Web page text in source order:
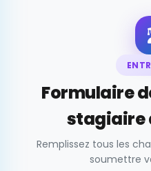
Formulaire
stagiaire
Remplissez tous les
soumettre